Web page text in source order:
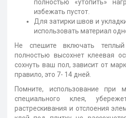
полностью «утопить»
избежать пустот.
Для затирки швов и
использовать материал
Не спешите включать
полностью высохнет клеевая
сохнуть ваш пол, зависит от
правило, это 7- 14 дней.
Помните, использование при
специального клея,
растрескивания и отслоения